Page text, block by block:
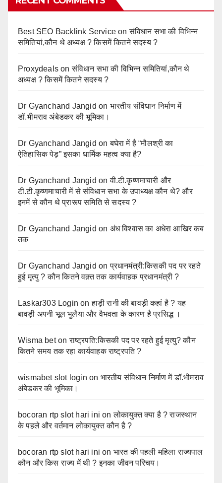
Best SEO Backlink Service onसंविधान सभा की विभिन्न
समितियां,कौन थे अध्यक्ष ? किसमें कितने सदस्य ?
Proxydeals onसंविधान सभा की विभिन्न समितियां,कौन थे
अध्यक्ष ? किसमें कितने सदस्य ?
Dr Gyanchand Jangid on भारतीय संविधान निर्माण में
डॉ.भीमराव अंबेडकर की भूमिका।
Dr Gyanchand Jangid onबघेरा में है “मौलश्री का
ऐतिहासिक पेड़” इसका धार्मिक महत्व क्या है?
Dr Gyanchand Jangid onवी.टी.कृष्णमाचारी और
टी.टी.कृष्णमाचारी में से संविधान सभा के उपाध्यक्ष कौन थे? और
इनमें से कौन थे प्रारूप समिति से सदस्य ?
Dr Gyanchand Jangid on अंध विश्वास का अधेरा आखिर कब
तक
Dr Gyanchand Jangid onप्रधानमंत्री:किसकी पद पर रहते
हुई मृत्यु ? कौन कितने वक़्त तक कार्यवाहक प्रधानमंत्री ?
Laskar303 Login onहाड़ी रानी की बावड़ी कहां है ? यह
बावड़ी अपनी भूल भुलैया और वैभवता के कारण है प्रसिद्ध ।
Wisma betonराष्ट्रपति:किसकी पद पर रहते हुई मृत्यु? कौन
कितने समय तक रहा कार्यवाहक राष्ट्रपति ?
wismabet slot login on भारतीय संविधान निर्माण में डॉ.भीमराव
अंबेडकर की भूमिका।
bocoran rtp slot hari ini onलोकायुक्त क्या है ? राजस्थान
के पहले और वर्तमान लोकायुक्त कौन है ?
bocoran rtp slot hari ini on भारत की पहली महिला राज्यपाल
कौन और किस राज्य में थी ? इनका जीवन परिचय।